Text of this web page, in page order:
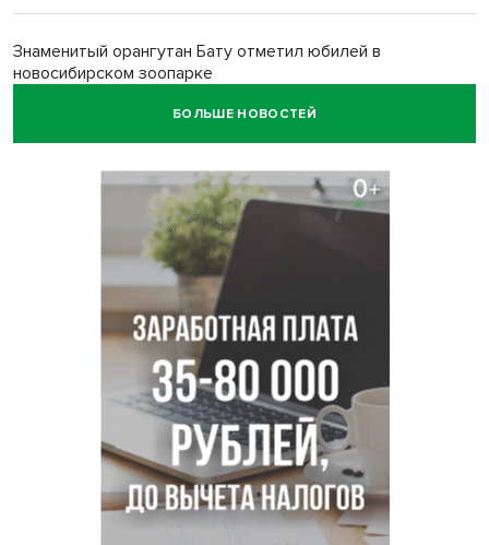
Знаменитый орангутан Бату отметил юбилей в
новосибирском зоопарке
Новосибирские хирурги спасли сердце восьмиклассницы
Более тысячи новосибирцев открыли День
физкультурника на набережной
Губернатор Андрей Травников подравил новосибирцев с
Днем физкультурника
Семь рейсов за сутки отменили в новосибирском
аэропорту Толмачево
БОЛЬШЕ НОВОСТЕЙ